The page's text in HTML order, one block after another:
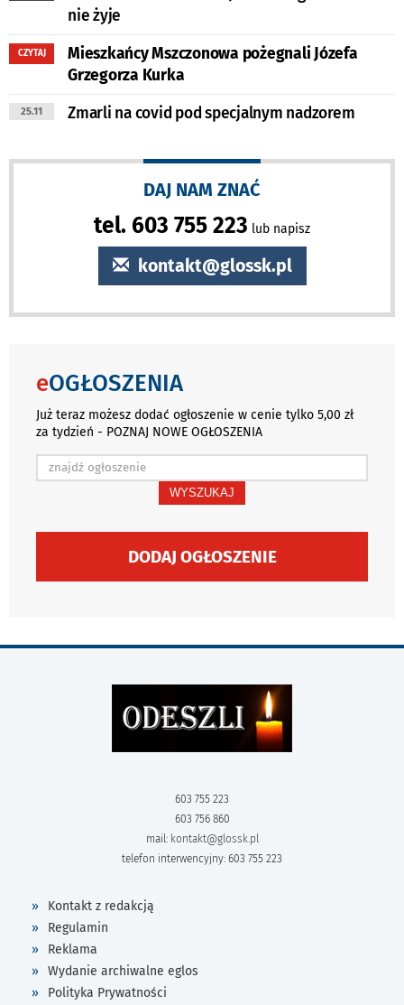
nie żyje
CZYTAJ
Mieszkańcy Mszczonowa pożegnali Józefa
Grzegorza Kurka
25.11 Zmarli na covid pod specjalnym nadzorem
DAJ NAM ZNAĆ
tel. 603 755 223 lub napisz
kontakt@glossk.pl
eOGŁOSZENIA
Już teraz możesz dodać ogłoszenie w cenie tylko 5,00 zł
za tydzień - POZNAJ NOWE OGŁOSZENIA
WYSZUKAJ
DODAJ OGŁOSZENIE
603 755 223
603 756 860
mail: kontakt@glossk.pl
telefon interwencyjny: 603 755 223
Kontakt z redakcją
Regulamin
Reklama
Wydanie archiwalne eglos
Polityka Prywatności